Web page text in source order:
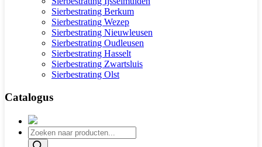
Sierbestrating Berkum
Sierbestrating Wezep
Sierbestrating Nieuwleusen
Sierbestrating Oudleusen
Sierbestrating Hasselt
Sierbestrating Zwartsluis
Sierbestrating Olst
Catalogus
Producten
zoeken